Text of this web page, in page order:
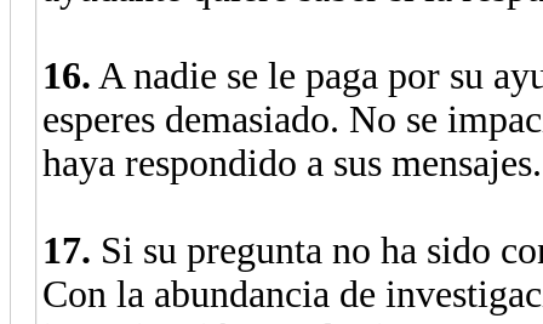
16. A nadie se le paga por su
esperes demasiado. No se
haya respondido a sus mensajes.
17. Si su pregunta no ha sido
Con la abundancia de